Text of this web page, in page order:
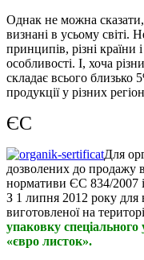
Однак не можна
визнані в усьому
принципів, різні країни
особливості. І, хоча
складає всього близько
продукції у різних
ЄС
Для
дозволених до продажу
нормативи ЄС 834/2007
З 1 липня 2012 року для
виготовленої на
упаковку спеціального
«євро листок».